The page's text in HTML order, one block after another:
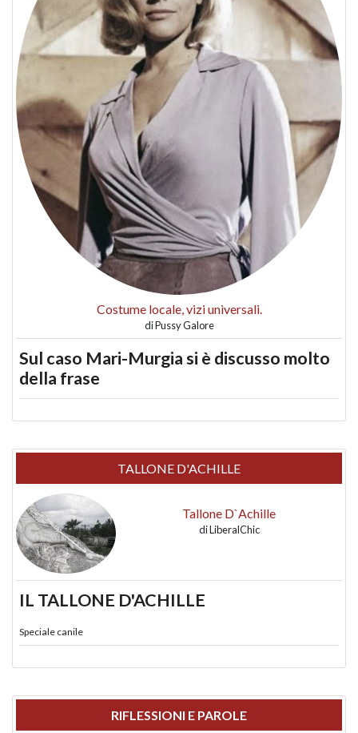
Costume locale, vizi universali.
diPussy Galore
Sul caso Mari-Murgia si è discusso molto
della frase
TALLONE D'ACHILLE
Tallone D`Achille
diLiberalChic
IL TALLONE D'ACHILLE
Speciale canile
RIFLESSIONI E PAROLE